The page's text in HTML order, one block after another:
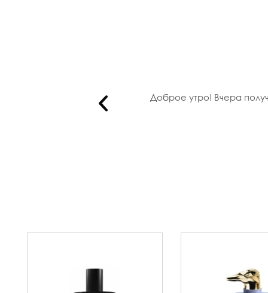
Доброе утро! Вчера